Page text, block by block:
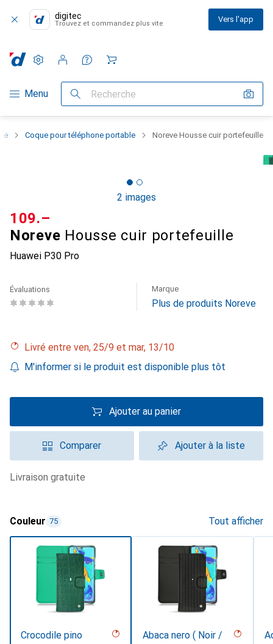
digitec
Trouvez et commandez plus vite Vers l'app
Navigation par catégorie
Menu Recherche
Paramètres
Compte client
Listes de comparaison
Listes d'envies
Panier
Coque pour téléphone portable Noreve Housse cuir portefeuille
2 images
Noreve Housse cuir portefeuille
Huawei P30 Pro
CHF
109.–
Évaluations Marque
Plus de produits Noreve
Livré entre ven, 25/9 et mar, 13/10
M'informer si le produit est disponible plus tôt
Ajouter au panier
Comparer Ajouter à la liste
livraison gratuite
Couleur 75 Tout afficher
Crocodile pino
Abaca nero ( Noir /